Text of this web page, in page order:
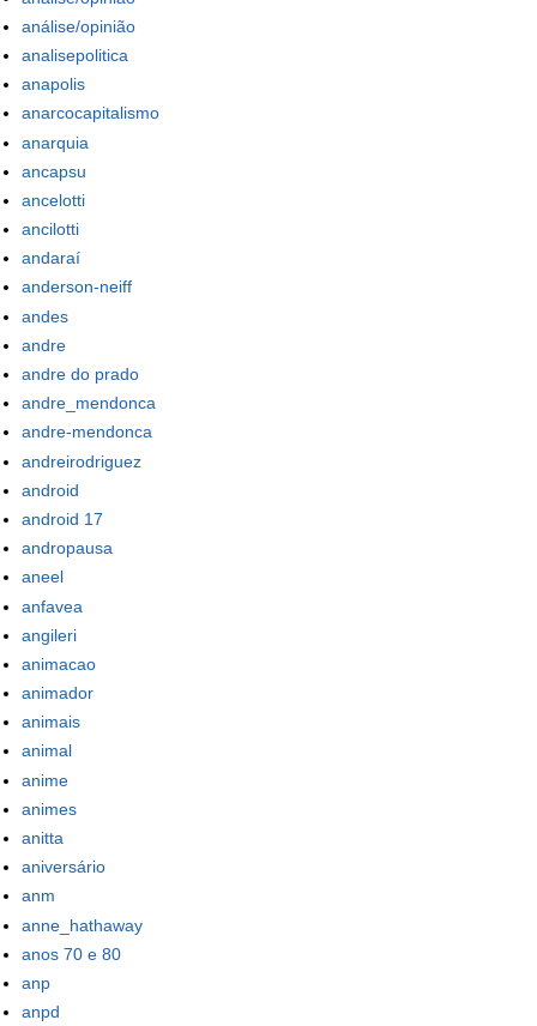
análise/opinião
analisepolitica
anapolis
anarcocapitalismo
anarquia
ancapsu
ancelotti
ancilotti
andaraí
anderson-neiff
andes
andre
andre do prado
andre_mendonca
andre-mendonca
andreirodriguez
android
android 17
andropausa
aneel
anfavea
angileri
animacao
animador
animais
animal
anime
animes
anitta
aniversário
anm
anne_hathaway
anos 70 e 80
anp
anpd